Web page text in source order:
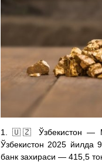
1. 🇺🇿 Ўзбекистон —
Ўзбекистон 2025 йилда
банк захираси — 415,5